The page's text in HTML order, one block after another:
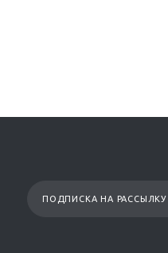
ПОДПИСКА НА РАССЫЛКУ